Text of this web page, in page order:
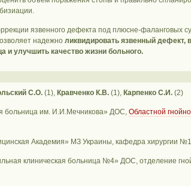
язвенного дефекта под плюсне-фаланговых
надежно ликвидировать язвенный дефект,
и улучшить качество жизни больного.
С.О. (1), Кравченко К.В. (1), Карпенко С.И. (2)
больница им. И.И.Мечникова» ДОС, Областной
Академия» МЗ Украины, кафедра хирургии
клиническая больница №4» ДОС, отделение